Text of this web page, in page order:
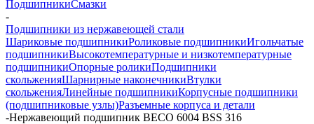
ПодшипникиСмазки
-
Подшипники из нержавеющей стали
Шариковые подшипникиРоликовые подшипникиИгольчатые
подшипникиВысокотемпературные и низкотемпературные
подшипникиОпорные роликиПодшипники
скольженияШарнирные наконечникиВтулки
скольженияЛинейные подшипникиКорпусные подшипники
(подшипниковые узлы)Разъемные корпуса и детали
-Нержавеющий подшипник BECO 6004 BSS 316